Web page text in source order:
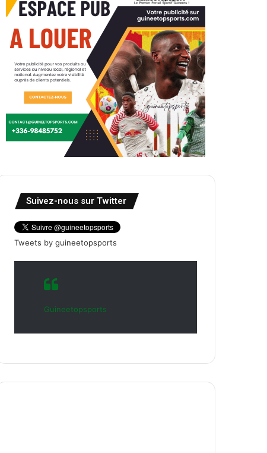
Suivez-nous sur Twitter
Tweets by guineetopsports
Guineetopsports